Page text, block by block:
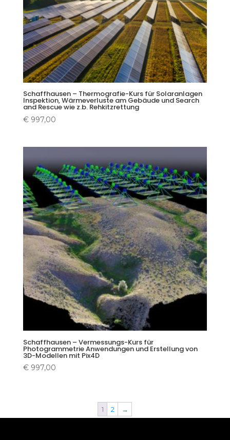
Schaffhausen – Thermografie-Kurs für Solaranlagen
Inspektion, Wärmeverluste am Gebäude und Search
and Rescue wie z.b. Rehkitzrettung
€997,00
Schaffhausen – Vermessungs-Kurs für
Photogrammetrie Anwendungen und Erstellung von
3D-Modellen mit Pix4D
€997,00
1 2 →